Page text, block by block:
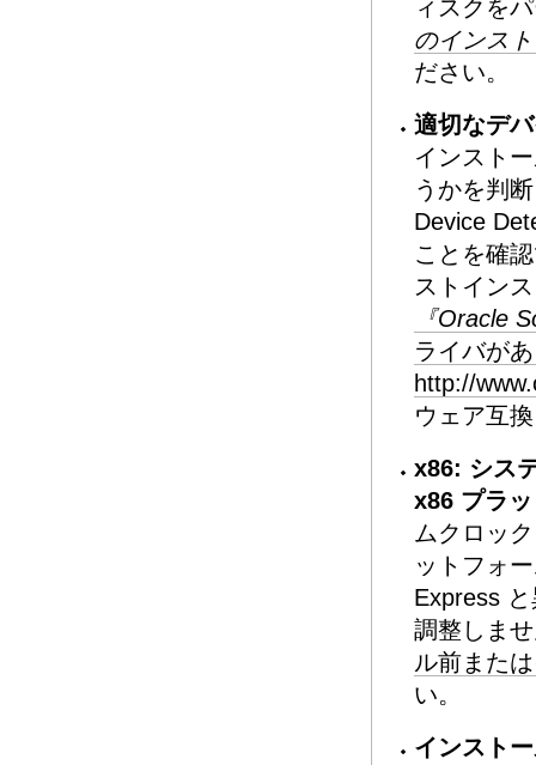
ィスクを
のインス
ださい。
適切なデ
インスト
うかを判
Device
ことを確
ストイン
『Oracle
ライバが
http://
ウェア互
x86: シス
x86 プラ
ムクロッ
ットフォ
Express
調整しま
ル前また
い。
インスト